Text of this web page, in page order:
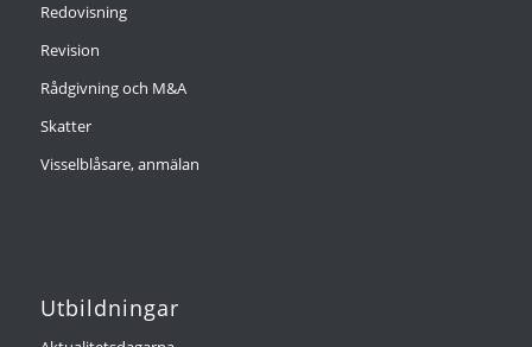
Redovisning
Revision
Rådgivning och M&A
Skatter
Visselblåsare, anmälan
Utbildningar